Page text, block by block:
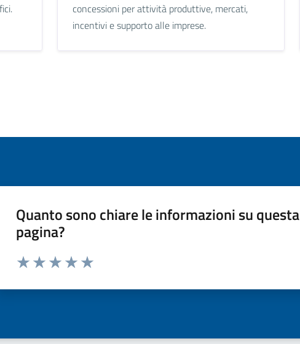
concessioni per attività produttive, mercati,
incentivi e supporto alle imprese.
Quanto sono chiare le informazioni su questa
pagina?
Valuta da 1 a 5 stelle la pagina